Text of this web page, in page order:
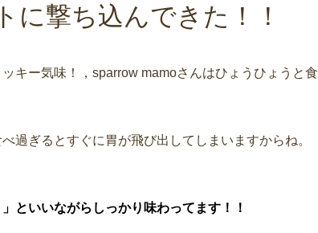
に撃ち込んできた！！
キー気味！，sparrow mamoさんはひょうひょうと食
過ぎるとすぐに胃が飛び出してしまいますからね。
といいながらしっかり味わってます！！